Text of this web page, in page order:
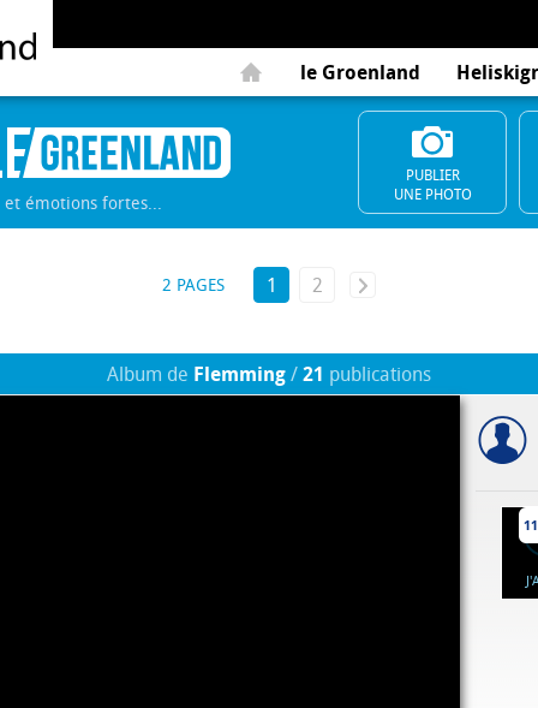
le Groenland
émotions fortes...
PUBLIER
UNE PHOTO
2 PAGES 1 2
Album de Flemming/21 publications